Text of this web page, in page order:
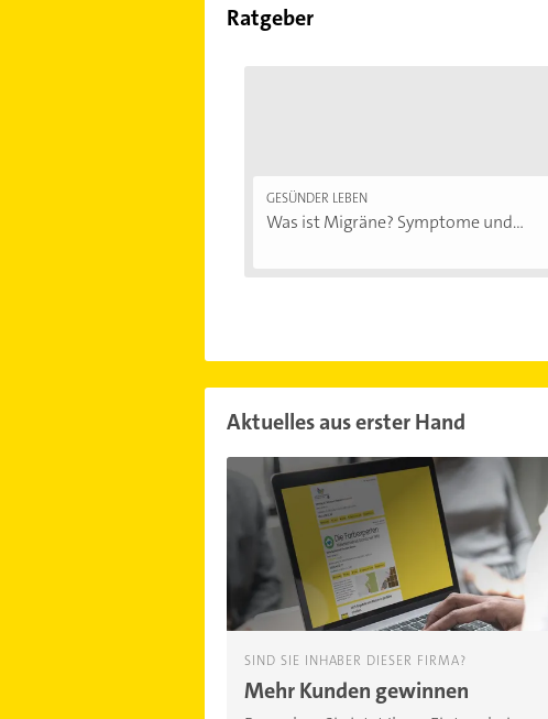
Ratgeber
GESÜNDER LEBEN
Was ist Migräne? Symptome und...
Aktuelles aus erster Hand
SIND SIE INHABER DIESER FIRMA?
Mehr Kunden gewinnen